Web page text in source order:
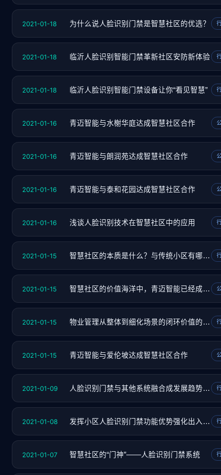
2021-01-18 为什么说人脸识别门禁是智慧社区的优选？
2021-01-18 临沂人脸识别智能门禁革新社区安防新体验
2021-01-18 临沂人脸识别智能门禁设备让你“看见智慧”
2021-01-16 青迈智能与水榭华庭达成智慧社区合作
2021-01-16 青迈智能与朗润苑达成智慧社区合作
2021-01-16 青迈智能与泰和花园达成智慧社区合作
2021-01-16 浅谈人脸识别技术在智慧社区中的应用
2021-01-15 智慧社区的本质是什么？与传统小区有哪些区别
2021-01-15 智慧社区的价值海洋中，青迈智能已经成为那艘
2021-01-15 物业管理从整体到细化场景的闭环价值的体现
2021-01-15 青迈智能与爱伦坡达成智慧社区合作
2021-01-09 人脸识别门禁与其他系统融合成发展趋势之一
2021-01-08 发挥小区人脸识别门禁功能优势强化出入管理
2021-01-07 智慧社区的“门神”——人脸识别门禁系统